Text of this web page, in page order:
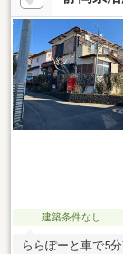
談だけでもしてみ
無料、秘密厳守で
5111】
建築条件なし
ららぽーと車で5